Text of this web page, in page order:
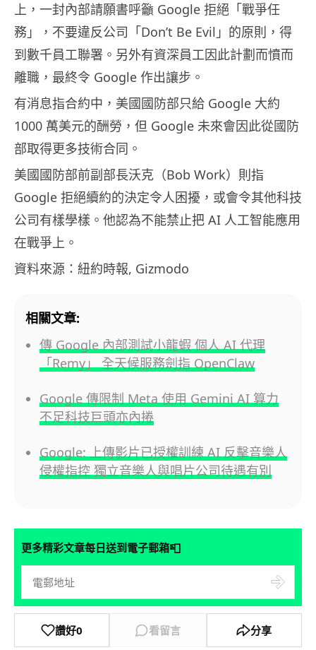
上，一封內部請願書呼籲 Google 拒絕「戰爭任
務」，不要違反公司「Don’t Be Evil」的原則，得
到數千員工聯署。另外有資深員工因此計劃而憤而
離職，最終令 Google 作出讓步。
有消息指合約中，美國國防部只給 Google 大約
1000 萬美元的酬勞，但 Google 未來會因此從國防
部取得更多技術合同。
美國國防部前副部長沃克（Bob Work）則指
Google 拒絕續約的決定令人困擾，或會令其他科技
公司有樣學樣。他認為不能禁止把 AI 人工智能應用
在戰爭上。
資料來源：紐約時報, Gizmodo
相關文章:
傳 Google 內部測試小龍蝦 個人 AI 代理
「Remy」 全天候服務劍指 OpenClaw
Google 傳限制 Meta 使用 Gemini AI 算力
不足科技巨頭亦內捲
Google: 上傳影片已授權訓練 AI 反擊音樂人
侵權指控 獨立音樂人與唱片公司待遇有別
更多精彩文章每日送到電子郵箱📮
讚好0 看留言 分享